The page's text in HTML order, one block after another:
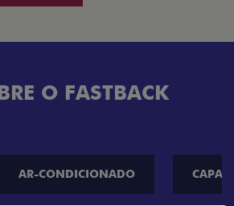
O FASTBACK
AR-CONDICIONADO